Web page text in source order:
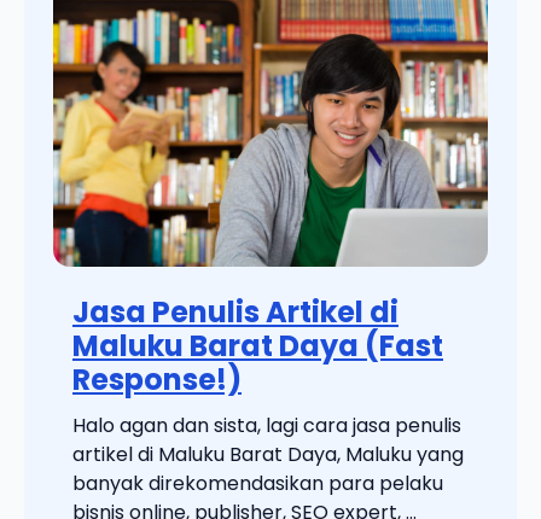
Jasa Penulis Artikel di
Maluku Barat Daya (Fast
Response!)
Halo agan dan sista, lagi cara jasa penulis
artikel di Maluku Barat Daya, Maluku yang
banyak direkomendasikan para pelaku
bisnis online, publisher, SEO expert, ...